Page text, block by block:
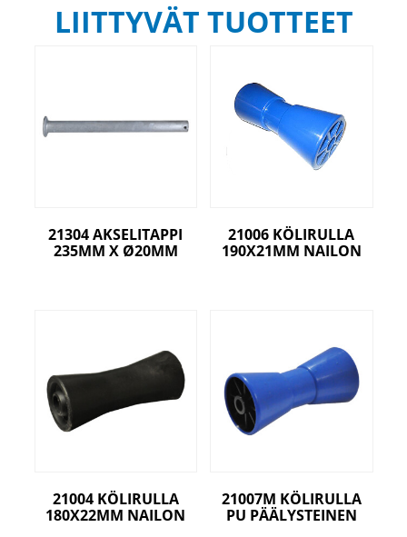
LIITTYVÄT TUOTTEET
21304 AKSELITAPPI
235MM X Ø20MM
21006 KÖLIRULLA
190X21MM NAILON
21004 KÖLIRULLA
180X22MM NAILON
21007M KÖLIRULLA
PU PÄÄLYSTEINEN